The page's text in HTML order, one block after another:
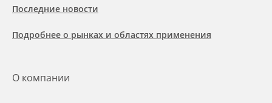
Последние новости
Подробнее о рынках и областях применения
О компании